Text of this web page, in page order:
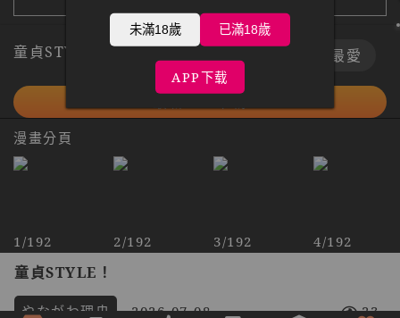
童貞STYLE！ 下載 最愛
漫畫分頁
1/192 2/192 3/192 4/192
童貞STYLE！
やながわ理央 2026-07-08 23
未滿18歲 已滿18歲
APP下载